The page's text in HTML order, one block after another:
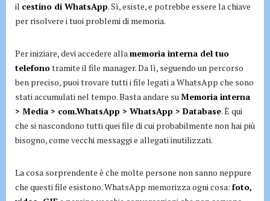
il cestino di WhatsApp. Sì, esiste, e potrebbe essere la chiave
per risolvere i tuoi problemi di memoria.
Per iniziare, devi accedere allamemoria interna del tuo
telefonotramite il file manager. Da lì, seguendo un percorso
ben preciso, puoi trovare tutti i file legati a WhatsApp che sono
stati accumulati nel tempo. Basta andare suMemoria interna
> Media > com.WhatsApp > WhatsApp > Database. È qui
che si nascondono tutti quei file di cui probabilmente non hai più
bisogno, come vecchi messaggi e allegati inutilizzati.
La cosa sorprendente è che molte persone non sanno neppure
che questi file esistono. WhatsApp memorizza ogni cosa: foto,